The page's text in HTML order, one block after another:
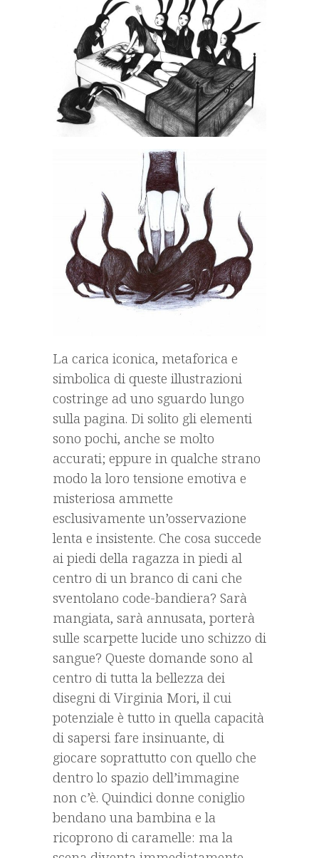
La carica iconica, metaforica e
simbolica di queste illustrazioni
costringe ad uno sguardo lungo
sulla pagina. Di solito gli elementi
sono pochi, anche se molto
accurati; eppure in qualche strano
modo la loro tensione emotiva e
misteriosa ammette
esclusivamente un’osservazione
lenta e insistente. Che cosa succede
ai piedi della ragazza in piedi al
centro di un branco di cani che
sventolano code-bandiera? Sarà
mangiata, sarà annusata, porterà
sulle scarpette lucide uno schizzo di
sangue? Queste domande sono al
centro di tutta la bellezza dei
disegni di Virginia Mori, il cui
potenziale è tutto in quella capacità
di sapersi fare insinuante, di
giocare soprattutto con quello che
dentro lo spazio dell’immagine
non c’è. Quindici donne coniglio
bendano una bambina e la
ricoprono di caramelle: ma la